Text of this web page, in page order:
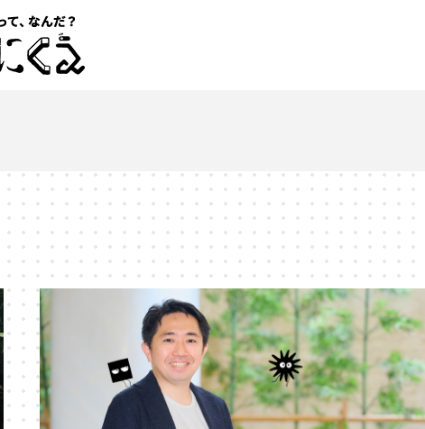
#1人 #AIアライメント #AIエージェント
#Z世代 #アイデンティティ #アイデンティティ・ポリティ
#イノベーション #インターネット #インフォーマル経済